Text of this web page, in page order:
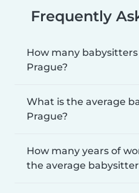
Frequently
How many
Prague?
What is the average
Prague?
How many years of
the average